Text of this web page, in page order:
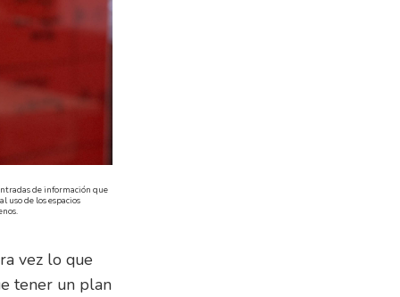
de información que
uso de los espacios
vez lo que
tener un plan